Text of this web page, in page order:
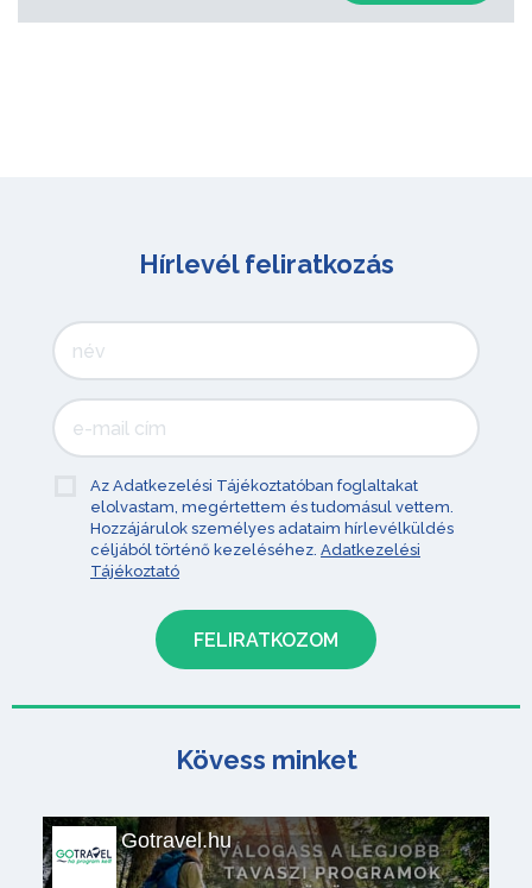
Hírlevél feliratkozás
Az Adatkezelési Tájékoztatóban foglaltakat
elolvastam, megértettem és tudomásul vettem.
Hozzájárulok személyes adataim hírlevélküldés
céljából történő kezeléséhez. Adatkezelési
Tájékoztató
Kövess minket
Gotravel.hu